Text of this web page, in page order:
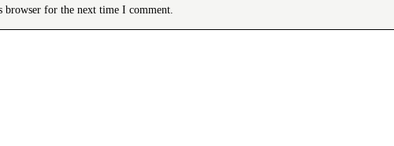
browser for the next time I comment.